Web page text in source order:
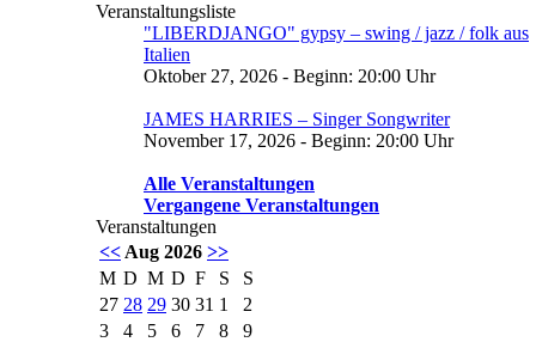
Veranstaltungsliste
"LIBERDJANGO" gypsy – swing / jazz / folk aus
Italien
Oktober 27, 2026 - Beginn: 20:00 Uhr
JAMES HARRIES – Singer Songwriter
November 17, 2026 - Beginn: 20:00 Uhr
Alle Veranstaltungen
Vergangene Veranstaltungen
Veranstaltungen
<< Aug 2026 >>
M D M D F S
S
27 28 29 30 31 1
2
3
4 5 6 7 8
9